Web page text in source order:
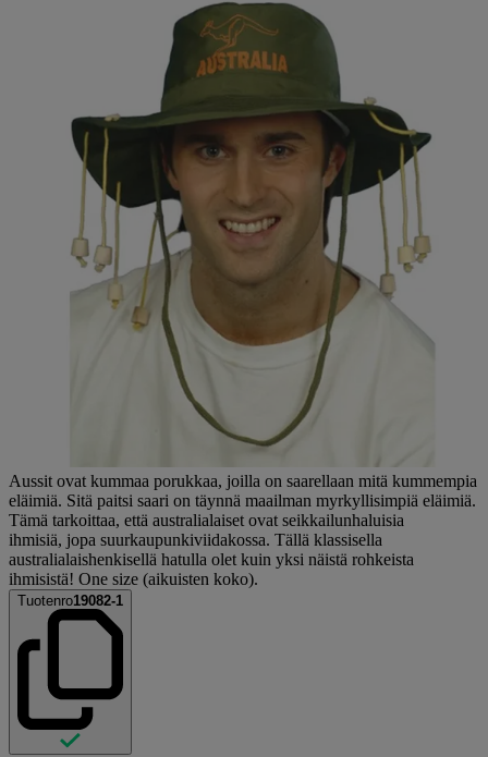
Aussit ovat kummaa porukkaa, joilla on saarellaan mitä kummempia
eläimiä. Sitä paitsi saari on täynnä maailman myrkyllisimpiä eläimiä.
Tämä tarkoittaa, että australialaiset ovat seikkailunhaluisia
ihmisiä, jopa suurkaupunkiviidakossa. Tällä klassisella
australialaishenkisellä hatulla olet kuin yksi näistä rohkeista
ihmisistä! One size (aikuisten koko).
Tuotenro19082-1